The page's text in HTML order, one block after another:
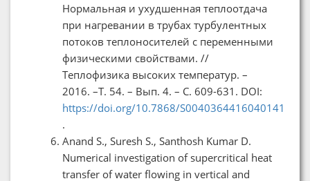
Нормальная и ухудшенная теплоотдача
при нагревании в трубах турбулентных
потоков теплоносителей с переменными
физическими свойствами. //
Теплофизика высоких температур. –
2016. –Т. 54. – Вып. 4. – С. 609-631. DOI:
https://doi.org/10.7868/S0040364416040141
.
Anand S., Suresh S., Santhosh Kumar D.
Numerical investigation of supercritical heat
transfer of water flowing in vertical and